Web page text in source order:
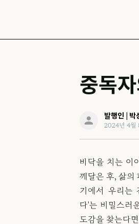
중독
발행인 | 박
2024년 4월
바닥을 치는 이
깨달은 후, 삶의
기에서 우리는
다'는 비밀스러
도감을 찾는다